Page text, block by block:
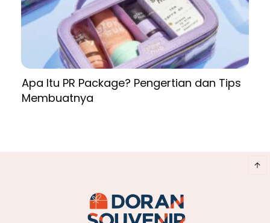
Apa Itu PR Package? Pengertian dan Tips
Membuatnya